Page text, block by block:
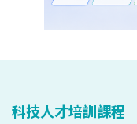
科技人才培訓課程